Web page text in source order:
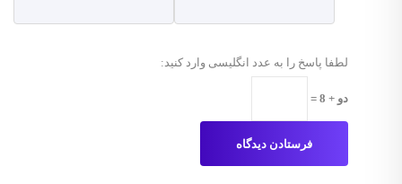
لطفا پاسخ را به عدد انگلیسی وارد کنید:
دو + 8 =